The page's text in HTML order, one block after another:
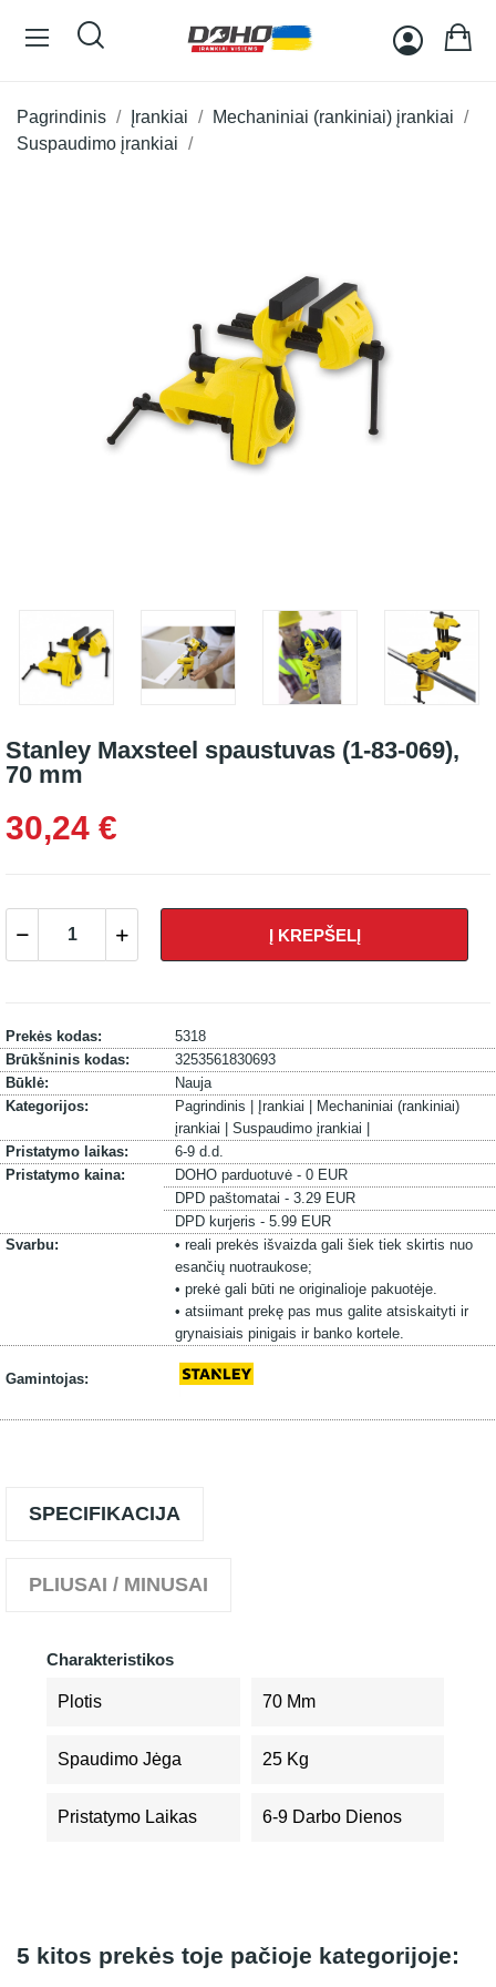
Pagrindinis Įrankiai
Mechaniniai (rankiniai) įrankiai
Suspaudimo įrankiai
Stanley Maxsteel spaustuvas (1-83-069),
70 mm
30,24 €
Į KREPŠELĮ
Prekės kodas:
5318
Brūkšninis kodas:
3253561830693
Būklė:
Nauja
Kategorijos:
Pagrindinis | Įrankiai |
Mechaniniai (rankiniai)
įrankiai | Suspaudimo įrankiai |
Pristatymo laikas:
6-9 d.d.
Pristatymo kaina:
DOHO parduotuvė - 0 EUR
DPD paštomatai - 3.29 EUR
DPD kurjeris - 5.99 EUR
Svarbu:
• reali prekės išvaizda gali šiek tiek skirtis nuo
esančių nuotraukose;
• prekė gali būti ne originalioje pakuotėje.
• atsiimant prekę pas mus galite atsiskaityti ir
grynaisiais pinigais ir banko kortele.
Gamintojas:
SPECIFIKACIJA
PLIUSAI / MINUSAI
Charakteristikos
Plotis 70 Mm
Spaudimo Jėga 25 Kg
Pristatymo Laikas 6-9 Darbo Dienos
5 kitos prekės toje pačioje kategorijoje: